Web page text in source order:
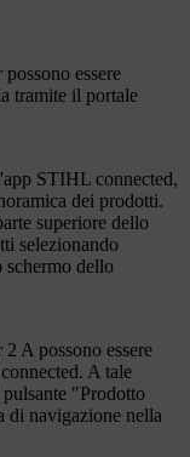
essere
tramite il portale
STIHL connected,
dei prodotti.
superiore dello
selezionando
dello
A possono essere
A tale
"Prodotto
di navigazione nella